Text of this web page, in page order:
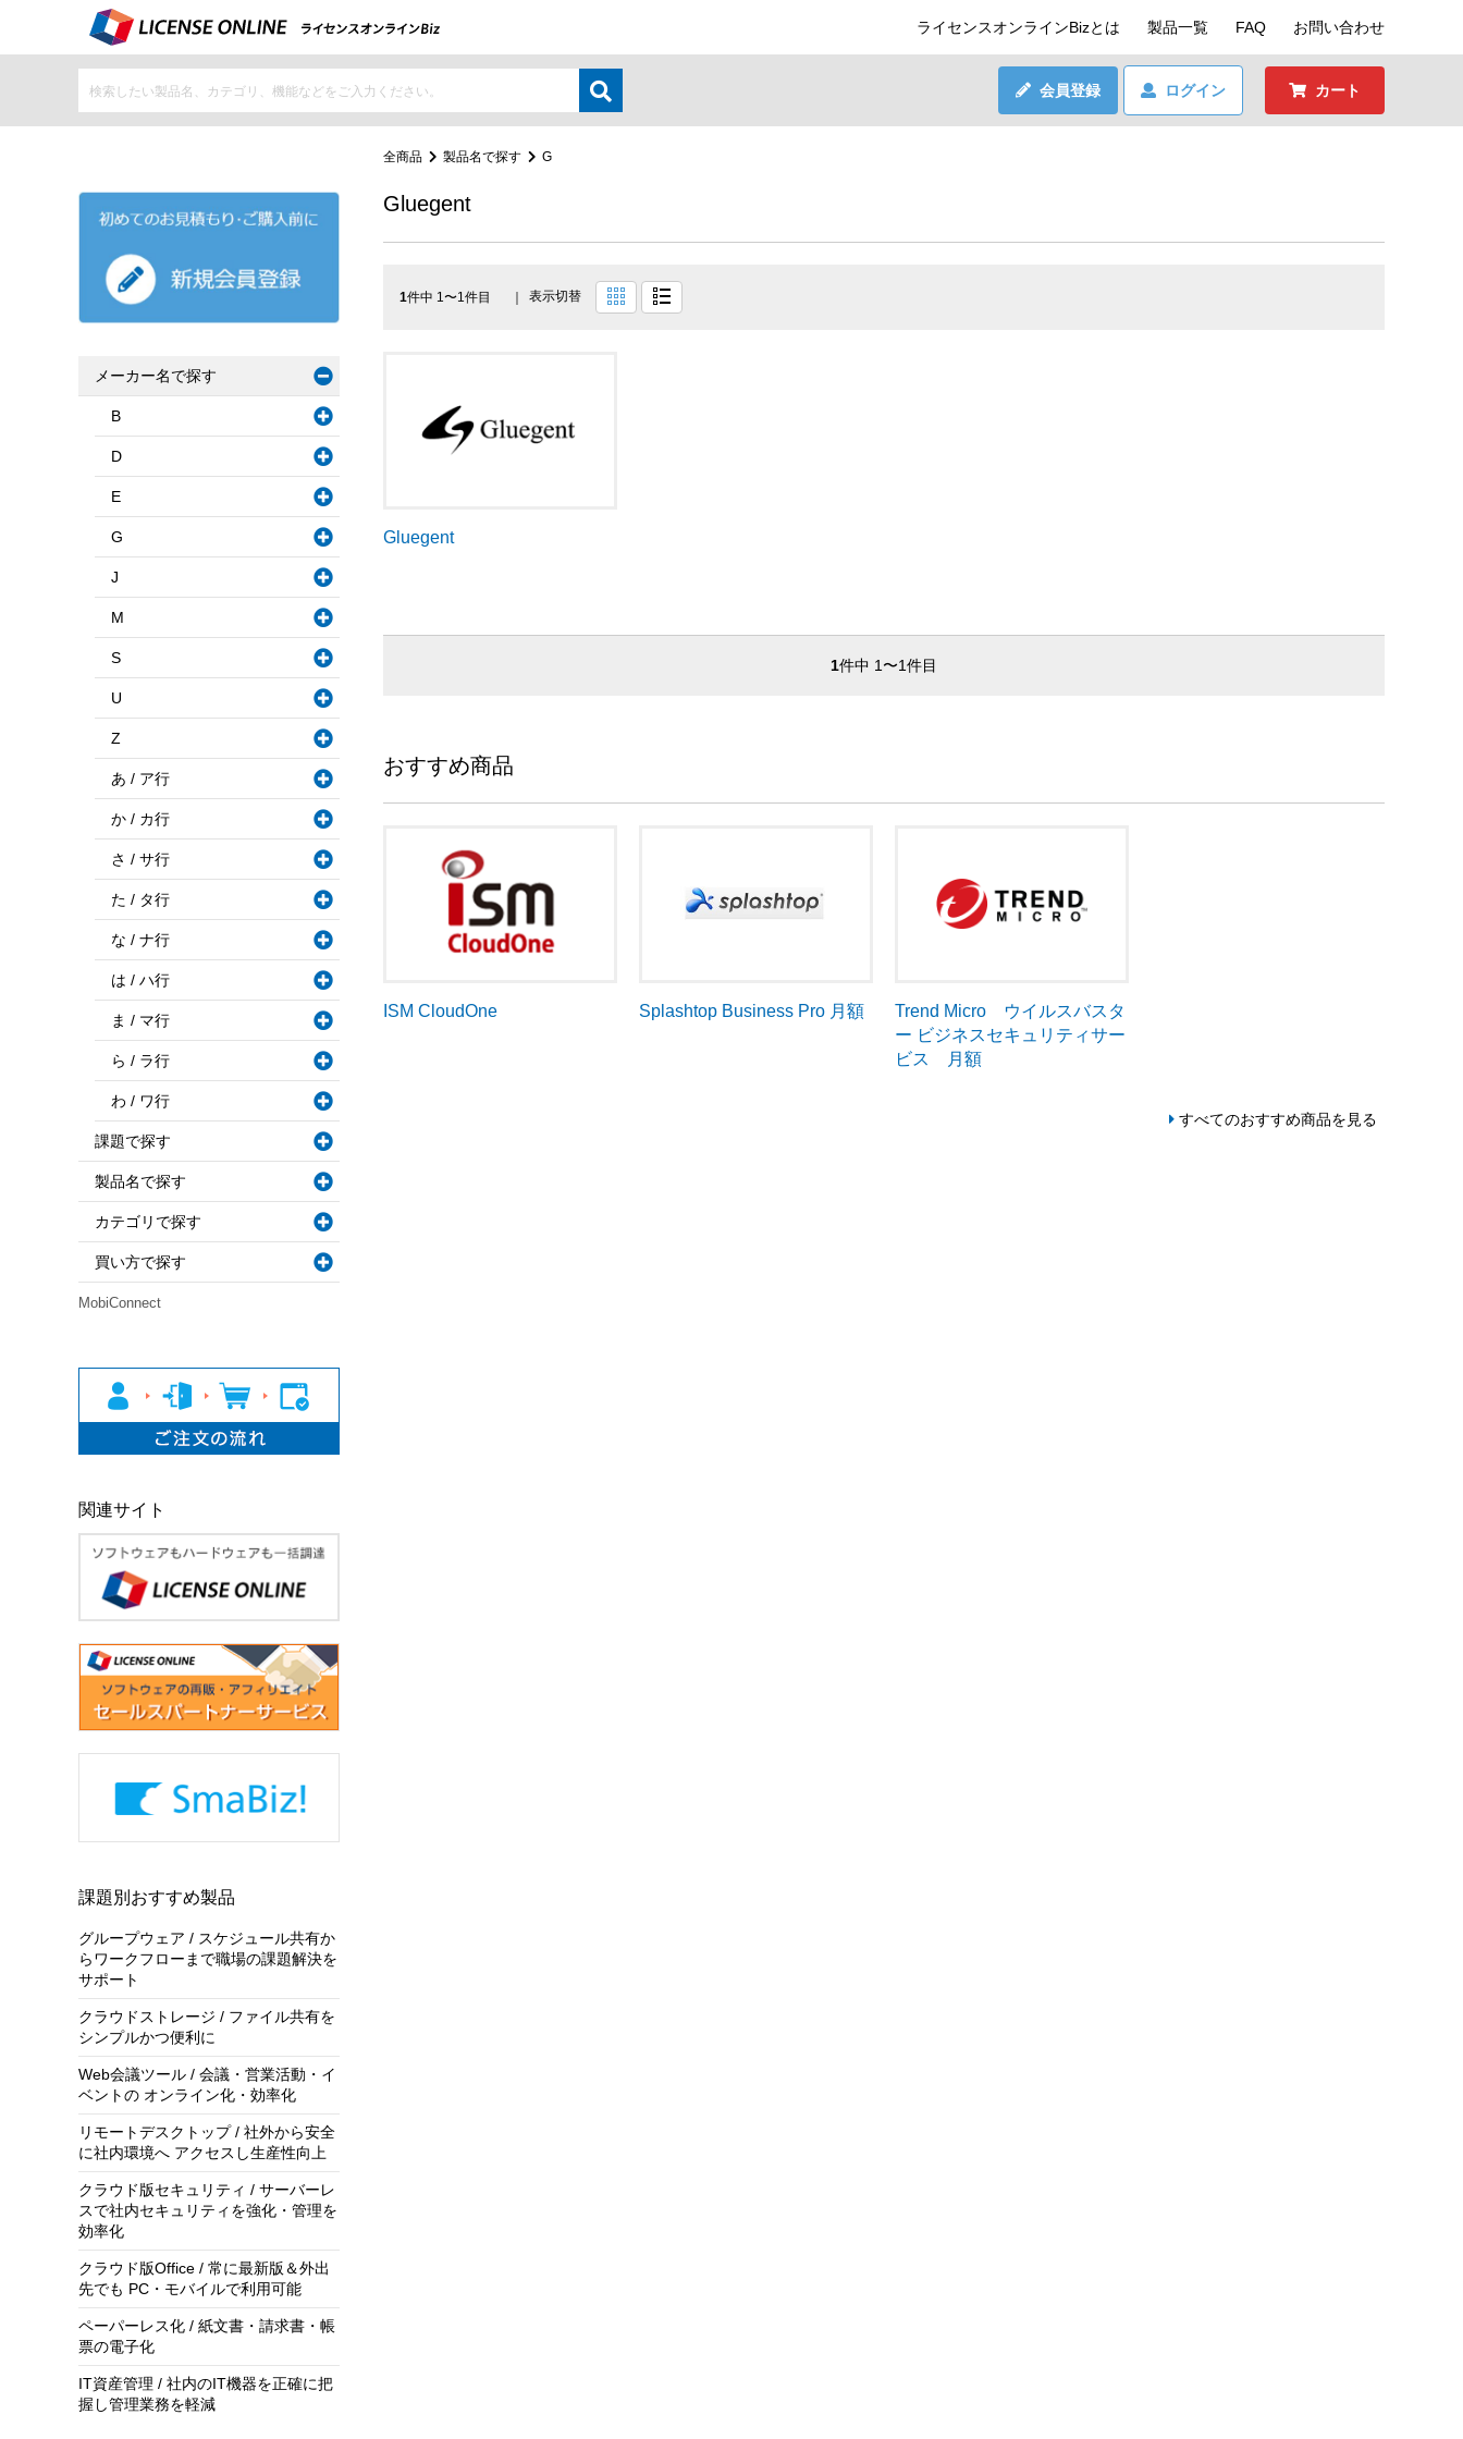
ライセンスオンラインBizとは 製品一覧 FAQ お問い合わせ
会員登録 ログイン カート
全商品 製品名で探す G
Gluegent
1件中 1〜1件目 表示切替
Gluegent
1件中 1〜1件目
おすすめ商品
ISM CloudOne Splashtop Business Pro 月額
Trend Micro ウイルスバスタ
ー ビジネスセキュリティサー
ビス 月額
すべてのおすすめ商品を見る
メーカー名で探す
B
D
E
G
J
M
S
U
Z
あ / ア行
か / カ行
さ / サ行
た / タ行
な / ナ行
は / ハ行
ま / マ行
ら / ラ行
わ / ワ行
課題で探す
製品名で探す
カテゴリで探す
買い方で探す
MobiConnect
関連サイト
課題別おすすめ製品
グループウェア / スケジュール共有か
らワークフローまで職場の課題解決を
サポート
クラウドストレージ / ファイル共有を
シンプルかつ便利に
Web会議ツール / 会議・営業活動・イ
ベントの オンライン化・効率化
リモートデスクトップ / 社外から安全
に社内環境へ アクセスし生産性向上
クラウド版セキュリティ / サーバーレ
スで社内セキュリティを強化・管理を
効率化
クラウド版Office / 常に最新版＆外出
先でも PC・モバイルで利用可能
ペーパーレス化 / 紙文書・請求書・帳
票の電子化
IT資産管理 / 社内のIT機器を正確に把
握し管理業務を軽減